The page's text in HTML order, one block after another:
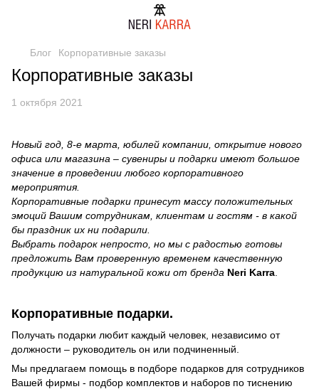
Блог Корпоративные заказы
Корпоративные заказы
1 октября 2021
Новый год, 8-е марта, юбилей компании, открытие нового
офиса или магазина – сувениры и подарки имеют большое
значение в проведении любого корпоративного
мероприятия.
Корпоративные подарки принесут массу положительных
эмоций Вашим сотрудникам, клиентам и гостям - в какой
бы праздник их ни подарили.
Выбрать подарок непросто, но мы с радостью готовы
предложить Вам проверенную временем качественную
продукцию из натуральной кожи от бренда Neri Karra
Корпоративные подарки.
Получать подарки любит каждый человек, независимо от
должности – руководитель он или подчиненный.
Мы предлагаем помощь в подборе подарков для сотрудников
Вашей фирмы - подбор комплектов и наборов по тиснению